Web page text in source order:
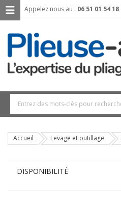
Appelez nous au : 06 51 01 54 18
Accueil Levage et outillage
DISPONIBILITÉ